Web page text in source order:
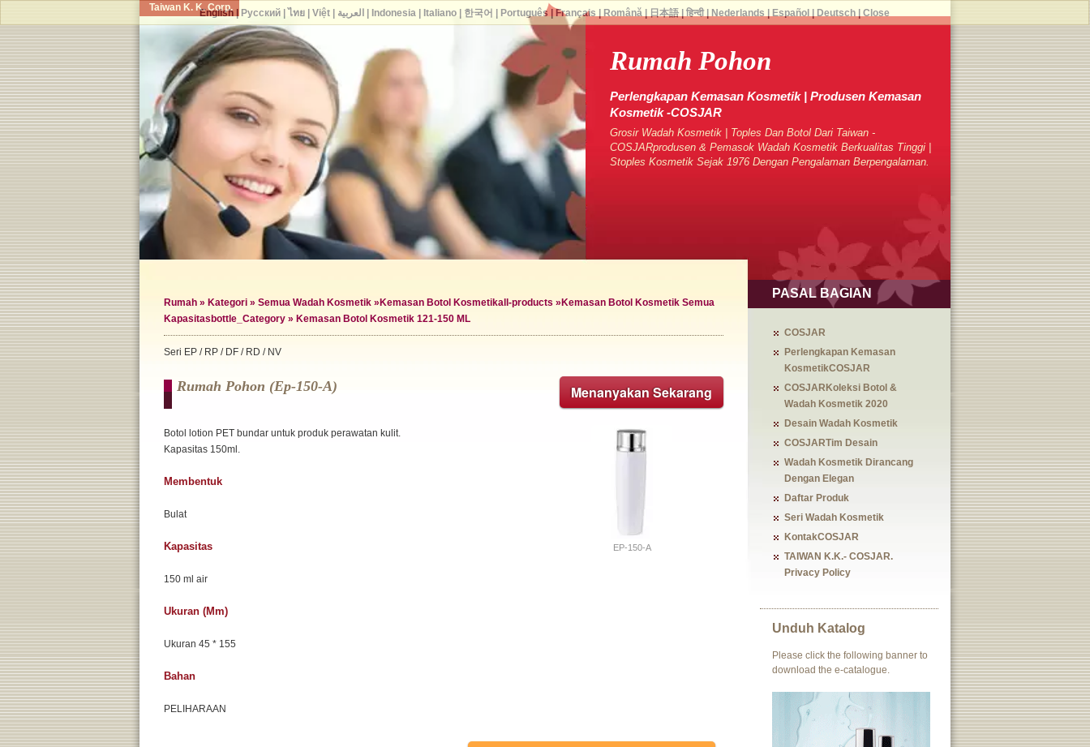
Taiwan K. K. Corp.
Rumah Pohon
Perlengkapan Kemasan Kosmetik | Produsen Kemasan
Kosmetik -COSJAR
Grosir Wadah Kosmetik | Toples Dan Botol Dari Taiwan -
COSJARprodusen & Pemasok Wadah Kosmetik Berkualitas Tinggi |
Stoples Kosmetik Sejak 1976 Dengan Pengalaman Berpengalaman.
Rumah » Kategori » Semua Wadah Kosmetik » Kemasan Botol Kosmetikall-products » Kemasan Botol Kosmetik Semua
Kapasitas bottle_Category » Kemasan Botol Kosmetik 121-150 ML
Seri EP / RP / DF / RD / NV
Menanyakan Sekarang
Rumah Pohon (ep-150-A)
EP-150-A
Botol lotion PET bundar untuk produk perawatan kulit.
Kapasitas 150ml.
Membentuk
Bulat
Kapasitas
150 ml air
Ukuran (mm)
Ukuran 45 * 155
Bahan
PELIHARAAN
PASAL BAGIAN
COSJAR
Perlengkapan Kemasan
KosmetikCOSJAR
COSJARKoleksi Botol &
Wadah Kosmetik 2020
Desain Wadah Kosmetik
COSJARTim Desain
Wadah Kosmetik Dirancang
Dengan Elegan
Daftar Produk
Seri Wadah Kosmetik
KontakCOSJAR
TAIWAN K.K.- COSJAR.
Privacy Policy
Unduh Katalog
Please click the following banner to
download the e-catalogue.
English| Русский| ไทย| Việt| العربية Indonesia| Italiano| 한국어 Português Français Română| 日本語| हिन्दी| Nederlands Español Deutsch| Close